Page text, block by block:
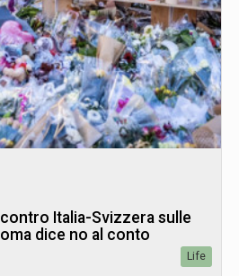
Italia-Svizzera sulle
dice no al conto
Life